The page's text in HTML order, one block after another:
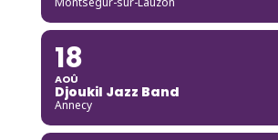
18
AOÛ
Djoukil Jazz Band
Annecy